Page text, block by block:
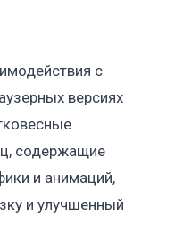
с
версиях
содержащие
и анимаций,
и улучшенный